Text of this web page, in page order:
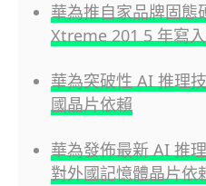
華為推自家品牌固態
Xtreme 201 5 年寫
華為突破性 AI 推理
國晶片依賴
華為發佈最新 AI 推
對外國記憶體晶片依